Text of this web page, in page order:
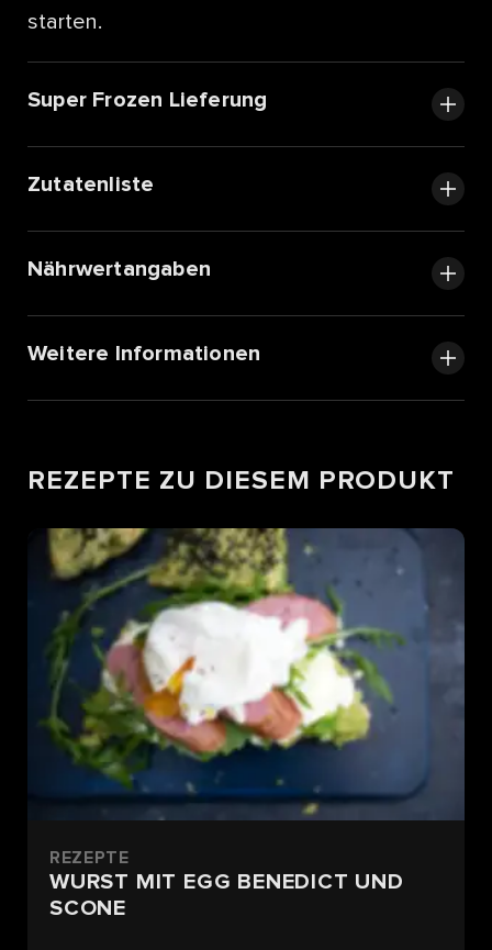
starten.
Super Frozen Lieferung
Zutatenliste
Nährwertangaben
Weitere Informationen
REZEPTE ZU DIESEM PRODUKT
REZEPTE
WURST MIT EGG BENEDICT UND
SCONE